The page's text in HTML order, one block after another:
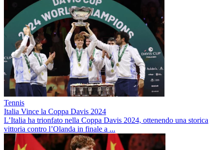
Tennis
Italia Vince la Coppa Davis 2024
L’Italia ha trionfato nella Coppa Davis 2024, ottenendo una storica
vittoria contro l’Olanda in finale a ...